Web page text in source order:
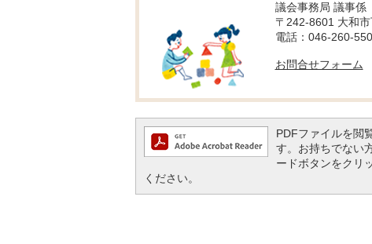
議会事務局 議事係
〒242-8601 大和
電話：046-260-
お問合せフォーム
PDFファイルを閲
す。お持ちでない
ードボタンをクリ
ください。